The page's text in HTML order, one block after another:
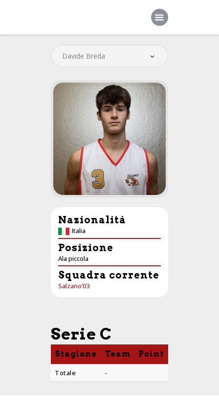
Società
Sponsor
Contatti
Nazionalità
Italia
Posizione
Ala piccola
Squadra corrente
Salzano’03
Serie C
Stagione Team Point
Totale -